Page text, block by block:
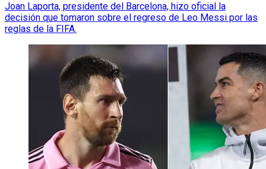
Joan Laporta, presidente del Barcelona, hizo oficial la
decisión que tomaron sobre el regreso de Leo Messi por las
reglas de la FIFA.